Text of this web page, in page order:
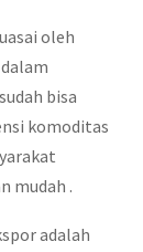
oleh
bisa
komoditas
mudah .
adalah